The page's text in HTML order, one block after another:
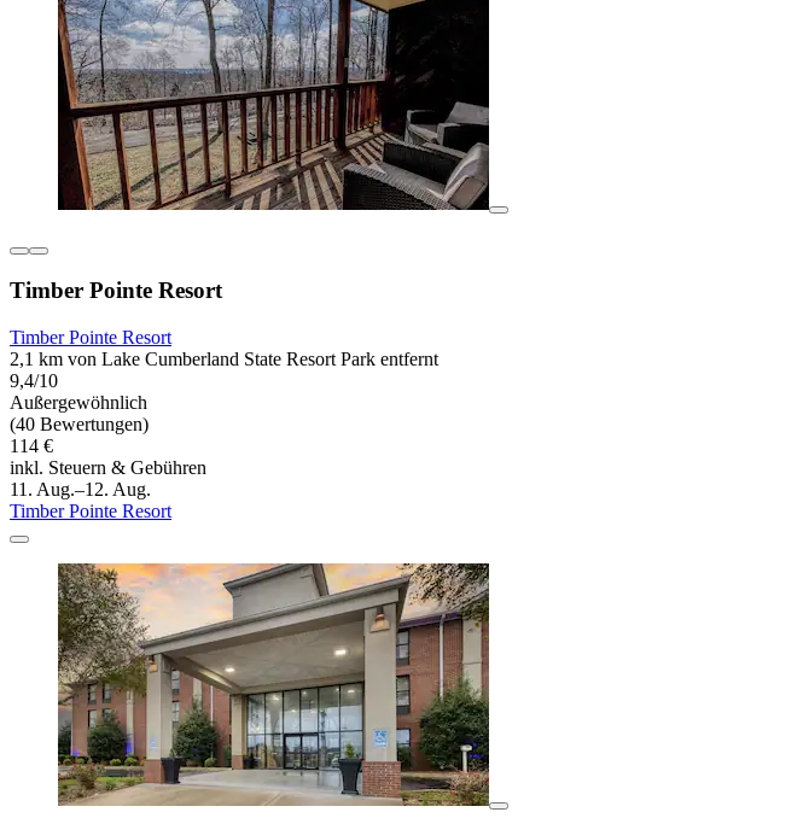
Timber Pointe Resort
Timber Pointe Resort
2,1 km von Lake Cumberland State Resort Park entfernt
9,4/10
Außergewöhnlich
(40 Bewertungen)
114 €
inkl. Steuern & Gebühren
11. Aug.–12. Aug.
Timber Pointe Resort